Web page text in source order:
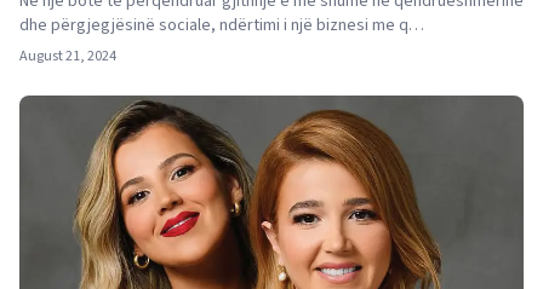
dhe përgjegjësinë sociale, ndërtimi i një biznesi me q…
August 21, 2024